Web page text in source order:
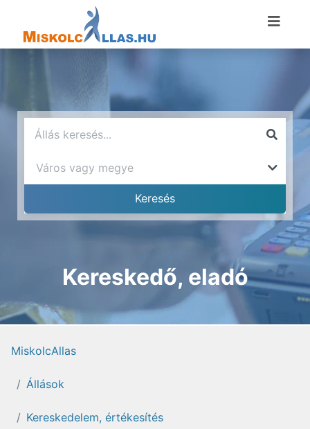
Kereskedő, eladó
MiskolcAllas
Állások
Kereskedelem, értékesítés